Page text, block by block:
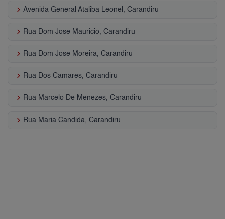
keyboard_arrow_right Avenida General Ataliba Leonel, Carandiru
keyboard_arrow_right Rua Dom Jose Mauricio, Carandiru
keyboard_arrow_right Rua Dom Jose Moreira, Carandiru
keyboard_arrow_right Rua Dos Camares, Carandiru
keyboard_arrow_right Rua Marcelo De Menezes, Carandiru
keyboard_arrow_right Rua Maria Candida, Carandiru